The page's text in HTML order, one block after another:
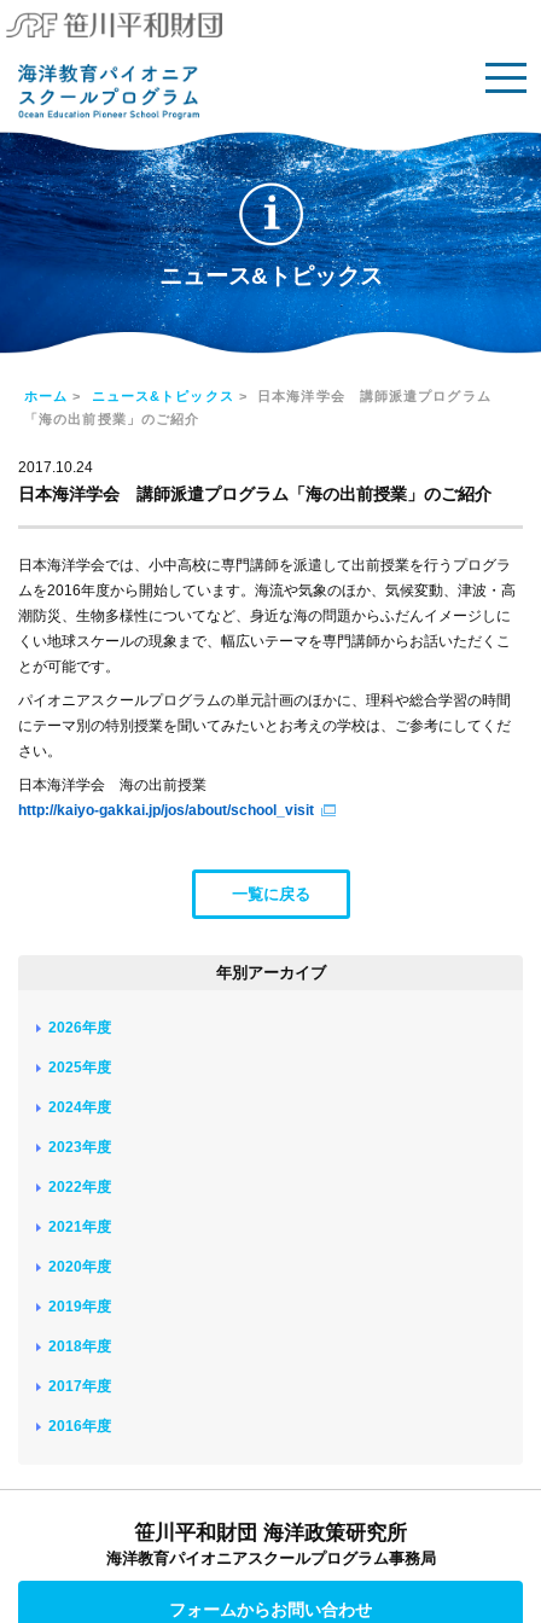
ニュース&トピックス
ホーム > ニュース&トピックス > 日本海洋学会 講師派遣プログラム
「海の出前授業」のご紹介
2017.10.24
日本海洋学会 講師派遣プログラム「海の出前授業」のご紹介
日本海洋学会では、小中高校に専門講師を派遣して出前授業を行うプログラ
ムを2016年度から開始しています。海流や気象のほか、気候変動、津波・高
潮防災、生物多様性についてなど、身近な海の問題からふだんイメージしに
くい地球スケールの現象まで、幅広いテーマを専門講師からお話いただくこ
とが可能です。
パイオニアスクールプログラムの単元計画のほかに、理科や総合学習の時間
にテーマ別の特別授業を聞いてみたいとお考えの学校は、ご参考にしてくだ
さい。
日本海洋学会 海の出前授業
http://kaiyo-gakkai.jp/jos/about/school_visit
一覧に戻る
年別アーカイブ
2026年度
2025年度
2024年度
2023年度
2022年度
2021年度
2020年度
2019年度
2018年度
2017年度
2016年度
笹川平和財団 海洋政策研究所
海洋教育パイオニアスクールプログラム事務局
フォームからお問い合わせ